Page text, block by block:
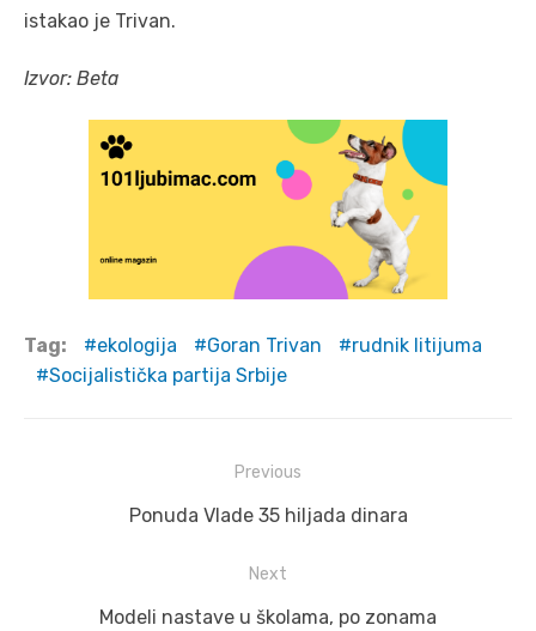
istakao je Trivan.
Izvor: Beta
Tag: ekologija Goran Trivan
rudnik litijuma
Socijalistička partija Srbije
navigation
Previous
Previous
Ponuda Vlade 35 hiljada dinara
Next
Next
Modeli nastave u školama, po zonama